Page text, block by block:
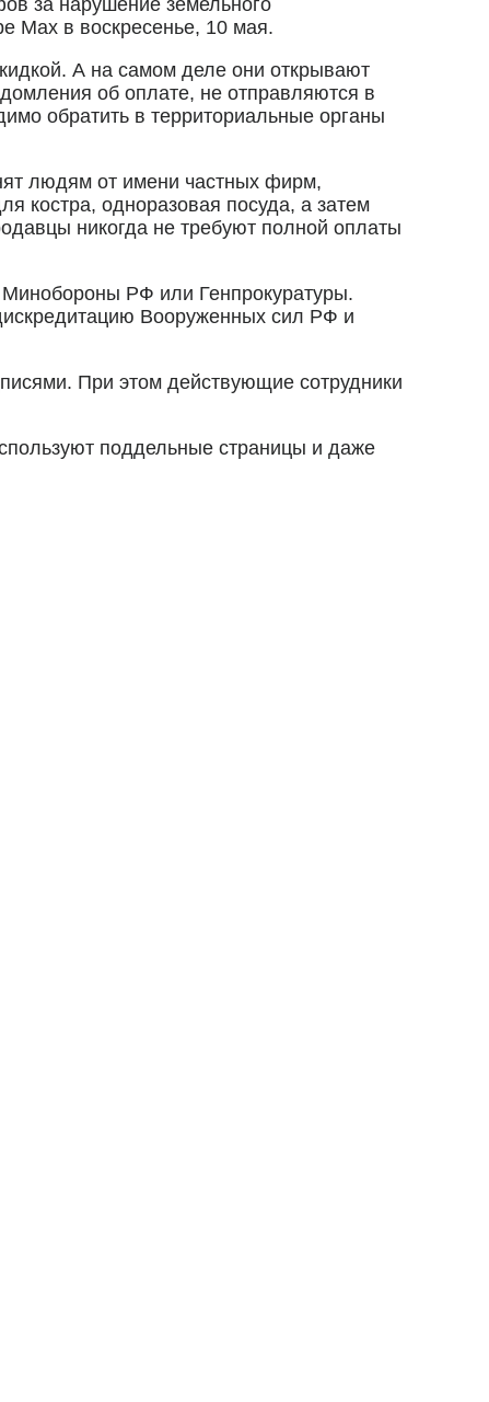
Max в воскресенье, 10 мая.
А на самом деле они открывают
об оплате, не отправляются в
обратить в территориальные органы
людям от имени частных фирм,
костра, одноразовая посуда, а затем
никогда не требуют полной оплаты
РФ или Генпрокуратуры.
Вооруженных сил РФ и
При этом действующие сотрудники
поддельные страницы и даже